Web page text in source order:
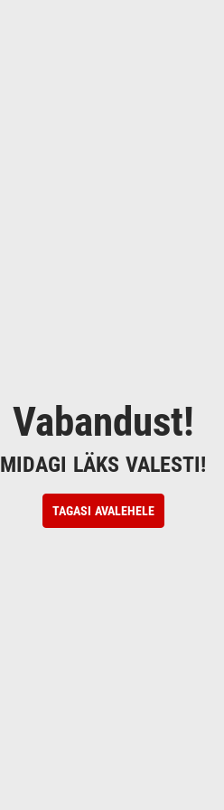
Vabandust!
MIDAGI LÄKS VALESTI!
TAGASI AVALEHELE